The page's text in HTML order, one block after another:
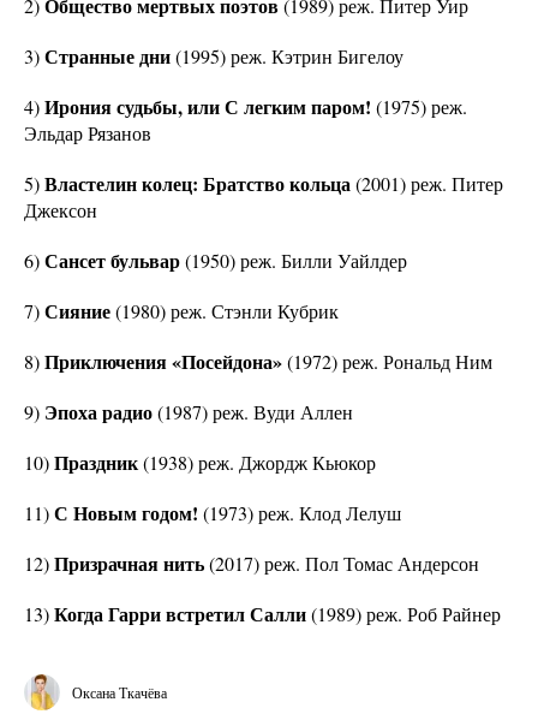
3)Странные дни(1995) реж. Кэтрин Бигелоу
4)Ирония судьбы, или С легким паром! (1975) реж.
Эльдар Рязанов
5)Властелин колец: Братство кольца (2001) реж. Питер
Джексон
6)Сансет бульвар(1950) реж. Билли Уайлдер
7)Сияние(1980) реж. Стэнли Кубрик
8)Приключения «Посейдона»(1972) реж. Рональд Ним
9) Эпоха радио(1987) реж. Вуди Аллен
10)Праздник(1938) реж. Джордж Кьюкор
11)С Новым годом! (1973) реж. Клод Лелуш
12)Призрачная нить(2017) реж. Пол Томас Андерсон
13)Когда Гарри встретил Салли(1989) реж. Роб Райнер
Оксана Ткачёва